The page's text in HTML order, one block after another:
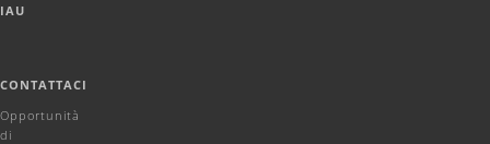
IAU
CONTATTACI
Opportunità
di